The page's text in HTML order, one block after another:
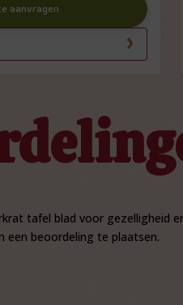
aanvragen
tafel blad voor gezelligheid
een beoordeling te plaatsen.